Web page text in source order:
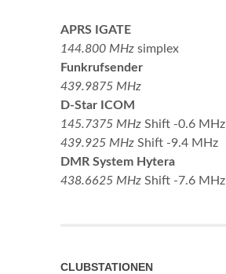
APRS IGATE
144.800 MHz simplex
Funkrufsender
439.9875 MHz
D-Star ICOM
145.7375 MHz Shift -0.6 MHz
439.925 MHz Shift -9.4 MHz
DMR System Hytera
438.6625 MHz Shift -7.6 MHz
CLUBSTATIONEN